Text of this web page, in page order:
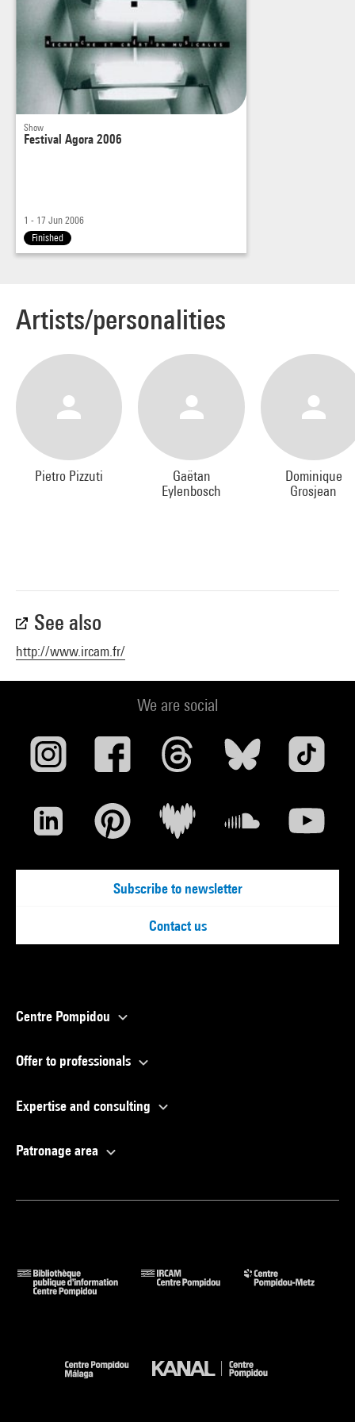
Subrepticement, la marionnette vocale connaît la grâce.
www.ircam.fr
Show
Festival Agora 2006
1 - 17 Jun 2006
Finished
Artists/personalities
Pietro Pizzuti
Gaëtan
Eylenbosch
Dominique
Grosjean
See also
http://www.ircam.fr/
We are social
Subscribe to newsletter
Contact us
Centre Pompidou
Offer to professionals
Expertise and consulting
Patronage area